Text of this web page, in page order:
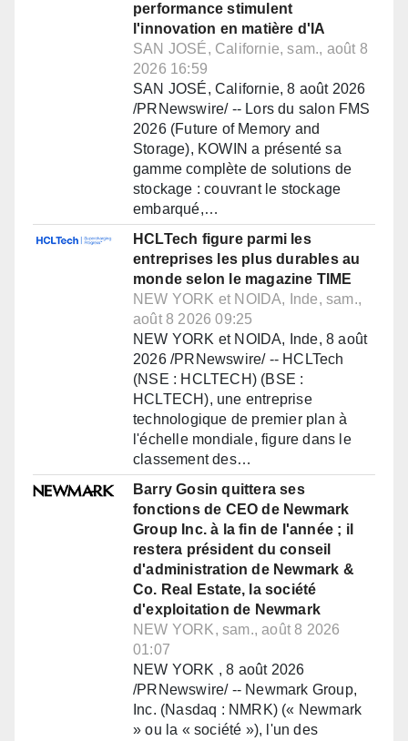
performance stimulent
l'innovation en matière d'IA
SAN JOSÉ, Californie, sam., août 8
2026 16:59
SAN JOSÉ, Californie, 8 août 2026
/PRNewswire/ -- Lors du salon FMS
2026 (Future of Memory and
Storage), KOWIN a présenté sa
gamme complète de solutions de
stockage : couvrant le stockage
embarqué,…
HCLTech figure parmi les
entreprises les plus durables au
monde selon le magazine TIME
NEW YORK et NOIDA, Inde, sam.,
août 8 2026 09:25
NEW YORK et NOIDA, Inde, 8 août
2026 /PRNewswire/ -- HCLTech
(NSE : HCLTECH) (BSE :
HCLTECH), une entreprise
technologique de premier plan à
l'échelle mondiale, figure dans le
classement des…
Barry Gosin quittera ses
fonctions de CEO de Newmark
Group Inc. à la fin de l'année ; il
restera président du conseil
d'administration de Newmark &
Co. Real Estate, la société
d'exploitation de Newmark
NEW YORK, sam., août 8 2026
01:07
NEW YORK , 8 août 2026
/PRNewswire/ -- Newmark Group,
Inc. (Nasdaq : NMRK) (« Newmark
» ou la « société »), l'un des